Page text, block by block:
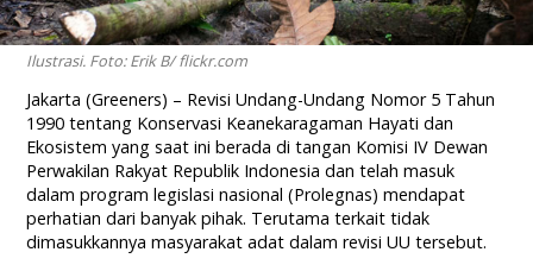
Ilustrasi. Foto: Erik B/ flickr.com
Jakarta (Greeners) – Revisi Undang-Undang Nomor 5 Tahun
1990 tentang Konservasi Keanekaragaman Hayati dan
Ekosistem yang saat ini berada di tangan Komisi IV Dewan
Perwakilan Rakyat Republik Indonesia dan telah masuk
dalam program legislasi nasional (Prolegnas) mendapat
perhatian dari banyak pihak. Terutama terkait tidak
dimasukkannya masyarakat adat dalam revisi UU tersebut.